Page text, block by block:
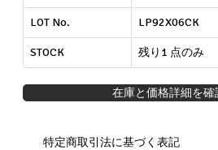
LOT No. LP92X06CK
STOCK 残り1 点のみ
在庫と価格詳細を確
特定商取引法に基づく表記